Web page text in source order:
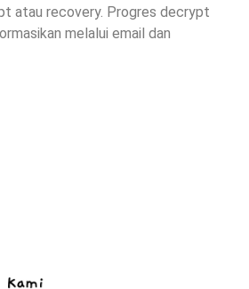
atau recovery. Progres decrypt
melalui email dan